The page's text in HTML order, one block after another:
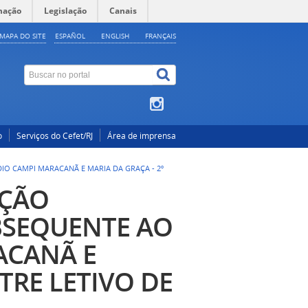
Legislação Canais
ESPAÑOL ENGLISH FRANÇAIS
DO SITE
Serviços do Cefet/RJ Área de imprensa
CAMPI MARACANÃ E MARIA DA GRAÇA - 2º
AO
E
LETIVO DE